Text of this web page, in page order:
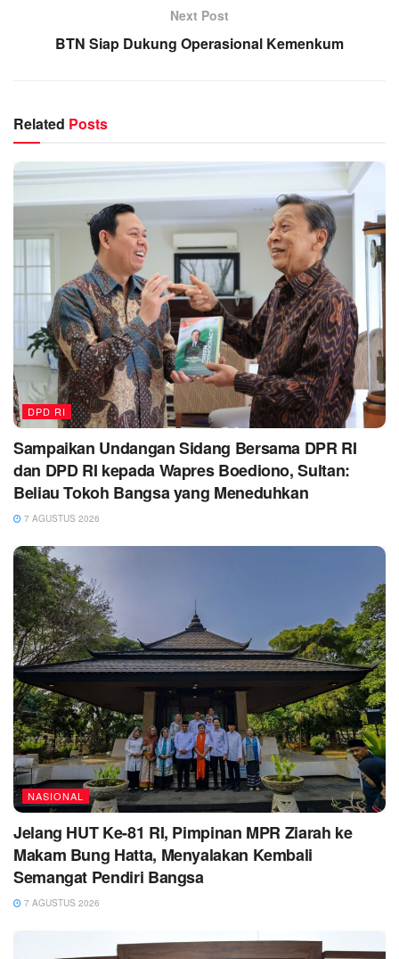
Next Post
BTN Siap Dukung Operasional Kemenkum
Related Posts
DPD RI
Sampaikan Undangan Sidang Bersama DPR RI
dan DPD RI kepada Wapres Boediono, Sultan:
Beliau Tokoh Bangsa yang Meneduhkan
7 AGUSTUS 2026
NASIONAL
Jelang HUT Ke-81 RI, Pimpinan MPR Ziarah ke
Makam Bung Hatta, Menyalakan Kembali
Semangat Pendiri Bangsa
7 AGUSTUS 2026